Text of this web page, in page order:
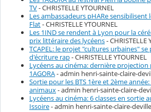
TV- CHRISTELLE YTOURNEL
Les ambassadeurs pHARe sensibilisent
Flat- CHRISTELLE YTOURNEL
Les 1IND se rendent à Lyon pour la
prix littéraire des lycéens- CHRISTELLE
TCAPEL: le projet "cultures urbaines"
d'écriture rap- CHRISTELLE YTOURNEL
Lycéens au cinéma: dernière projection
1AGORA- admin henri-sainte-claire-
Sortie pour les BTS 1ère et 2ème
animaux- admin henri-sainte-claire-
Lycéens au cinéma: 6 classes en sortie
Issoire- admin henri-sainte-claire-